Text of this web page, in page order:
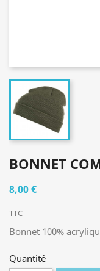
BONNET
8,00 €
TTC
Bonnet 100%
Quantité